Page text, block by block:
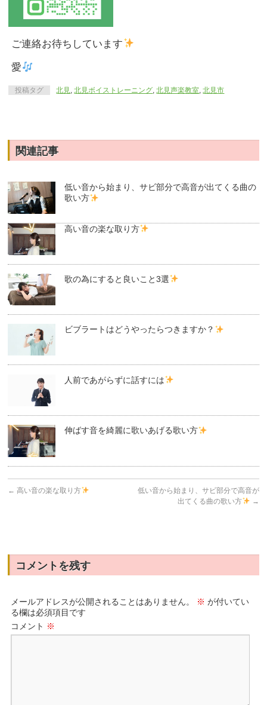
ご連絡お待ちしています
愛
投稿タグ 北見,北見ボイストレーニング,北見声楽教室,北見市
関連記事
低い音から始まり、サビ部分で高音が出てくる曲の
歌い方
高い音の楽な取り方
歌の為にすると良いこと3選
ビブラートはどうやったらつきますか？
人前であがらずに話すには
伸ばす音を綺麗に歌いあげる歌い方
← 高い音の楽な取り方
低い音から始まり、サビ部分で高音が
出てくる曲の歌い方
→
コメントを残す
メールアドレスが公開されることはありません。 ※ が付いてい
る欄は必須項目です
コメント ※